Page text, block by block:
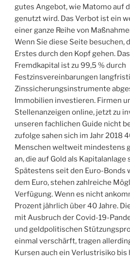
gutes Angebot, wie Matomo auf
genutzt wird. Das Verbot ist ein
einer ganze Reihe von
Wenn Sie diese Seite besuchen,
Erstes durch den Kopf gehen.
Fremdkapital ist zu 99,5 % durch
Festzinsvereinbarungen
Zinssicherungsinstrumente
Immobilien investieren. Firmen
Stellenanzeigen online, jetzt zu
unseren fachlichen Guide nicht
zufolge sahen sich im Jahr 2018
Menschen weltweit mindestens
an, die auf Gold als
Spätestens seit den Euro-Bonds
dem Euro, stehen zahlreiche
Verfügung. Wenn es nicht
Prozent jährlich über 40 Jahre.
mit Ausbruch der Covid-19-
und geldpolitischen
einmal verschärft, tragen
Kursen auch ein Verlustrisiko bis